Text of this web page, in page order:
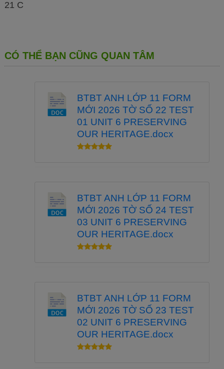
21 C
CÓ THỂ BẠN CŨNG QUAN TÂM
BTBT ANH LỚP 11 FORM
MỚI 2026 TỜ SỐ 22 TEST
01 UNIT 6 PRESERVING
OUR HERITAGE.docx
BTBT ANH LỚP 11 FORM
MỚI 2026 TỜ SỐ 24 TEST
03 UNIT 6 PRESERVING
OUR HERITAGE.docx
BTBT ANH LỚP 11 FORM
MỚI 2026 TỜ SỐ 23 TEST
02 UNIT 6 PRESERVING
OUR HERITAGE.docx